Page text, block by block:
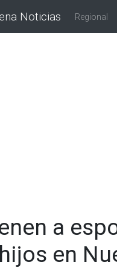
Noticias Regional
a
en